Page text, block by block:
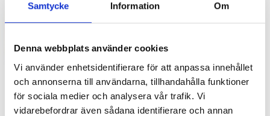
Samtycke Information Om
Denna webbplats använder cookies
Vi använder enhetsidentifierare för att anpassa innehållet
och annonserna till användarna, tillhandahålla funktioner
för sociala medier och analysera vår trafik. Vi
vidarebefordrar även sådana identifierare och annan